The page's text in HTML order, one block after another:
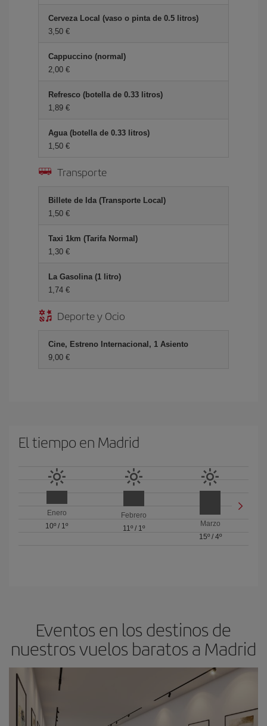
Cerveza Local (vaso o pinta de 0.5 litros)
3,50 €
Cappuccino (normal)
2,00 €
Refresco (botella de 0.33 litros)
1,89 €
Agua (botella de 0.33 litros)
1,50 €
Transporte
Billete de Ida (Transporte Local)
1,50 €
Taxi 1km (Tarifa Normal)
1,30 €
La Gasolina (1 litro)
1,74 €
Deporte y Ocio
Cine, Estreno Internacional, 1 Asiento
9,00 €
El tiempo en Madrid
Enero
10º / 1º
Febrero
11º/ 1º
Marzo
15º/ 4º
Eventos en los destinos de
nuestros vuelos baratos a Madrid